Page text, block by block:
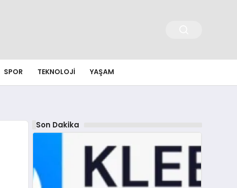
SPOR TEKNOLOJI YAŞAM
Son Dakika